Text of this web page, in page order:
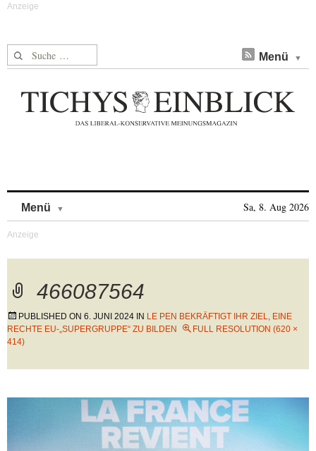
Suche nach: Menü
Menü Sa, 8. Aug 2026
466087564
PUBLISHED ON 6. JUNI 2024 IN LE PEN BEKRÄFTIGT IHR ZIEL, EINE
RECHTE EU-„SUPERGRUPPE“ ZU BILDEN
FULL RESOLUTION (620 ×
414)